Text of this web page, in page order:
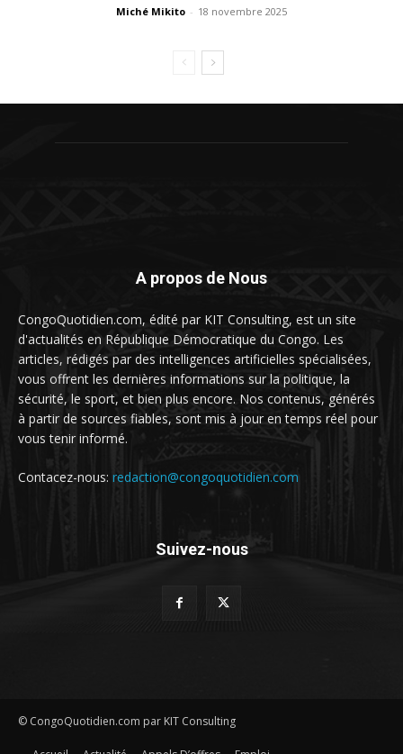
Miché Mikito - 18 novembre 2025
A propos de Nous
CongoQuotidien.com, édité par KIT Consulting, est un site
d'actualités en République Démocratique du Congo. Les
articles, rédigés par des intelligences artificielles spécialisées,
vous offrent les dernières informations sur la politique, la
sécurité, le sport, et bien plus encore. Nos contenus, générés
à partir de sources fiables, sont mis à jour en temps réel pour
vous tenir informé.
Contacez-nous: redaction@congoquotidien.com
Suivez-nous
© CongoQuotidien.com par KIT Consulting